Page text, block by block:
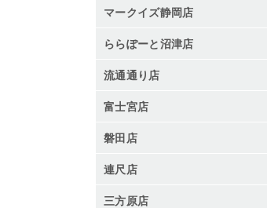
マークイズ静岡店
ららぽーと沼津店
流通通り店
富士宮店
磐田店
連尺店
三方原店